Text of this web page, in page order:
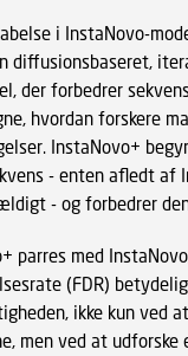
i InstaNovo-
diffusionsbaseret,
der forbedrer
hvordan forskere
InstaNovo+
- enten afledt af
- og forbedrer
parres med
(FDR)
ikke kun ved
men ved at udforske